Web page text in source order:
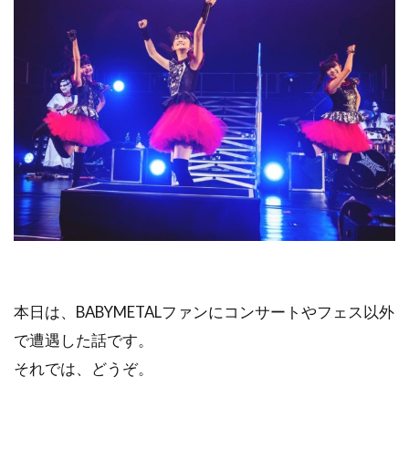
本日は、BABYMETALファンにコンサートやフェス以外
で遭遇した話です。
それでは、どうぞ。